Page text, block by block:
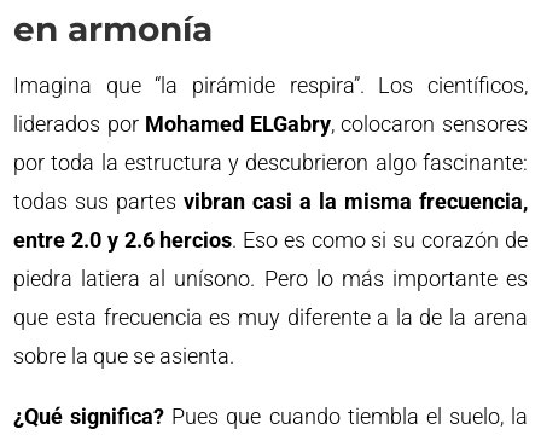
en armonía
Imagina que “la pirámide respira”. Los científicos,
liderados por Mohamed ELGabry, colocaron sensores
por toda la estructura y descubrieron algo fascinante:
todas sus partesvibran casi a la misma frecuencia,
entre 2.0 y 2.6 hercios. Eso es como si su corazón de
piedra latiera al unísono. Pero lo más importante es
que esta frecuencia es muy diferente a la de la arena
sobre la que se asienta.
¿Qué significa? Pues que cuando tiembla el suelo, la